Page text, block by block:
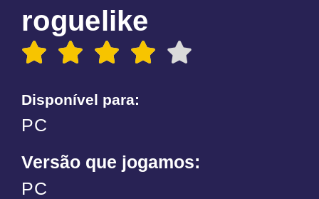
roguelike
Disponível para:
PC
Versão que jogamos:
PC